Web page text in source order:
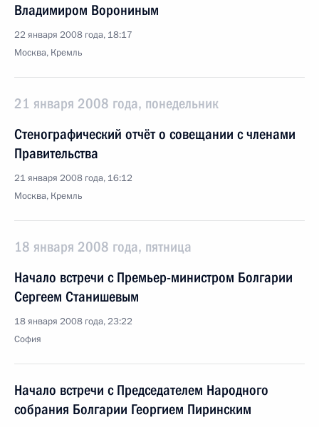
Владимиром Ворониным
22 января 2008 года, 18:17
Москва, Кремль
21 января 2008 года, понедельник
Стенографический отчёт о совещании с членами
Правительства
21 января 2008 года, 16:12
Москва, Кремль
18 января 2008 года, пятница
Начало встречи с Премьер-министром Болгарии
Сергеем Станишевым
18 января 2008 года, 23:22
София
Начало встречи с Председателем Народного
собрания Болгарии Георгием Пиринским